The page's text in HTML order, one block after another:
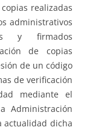
realizadas
administrativos
y firmados
de copias
de un código
de verificación
mediante el
Administración
actualidad dicha